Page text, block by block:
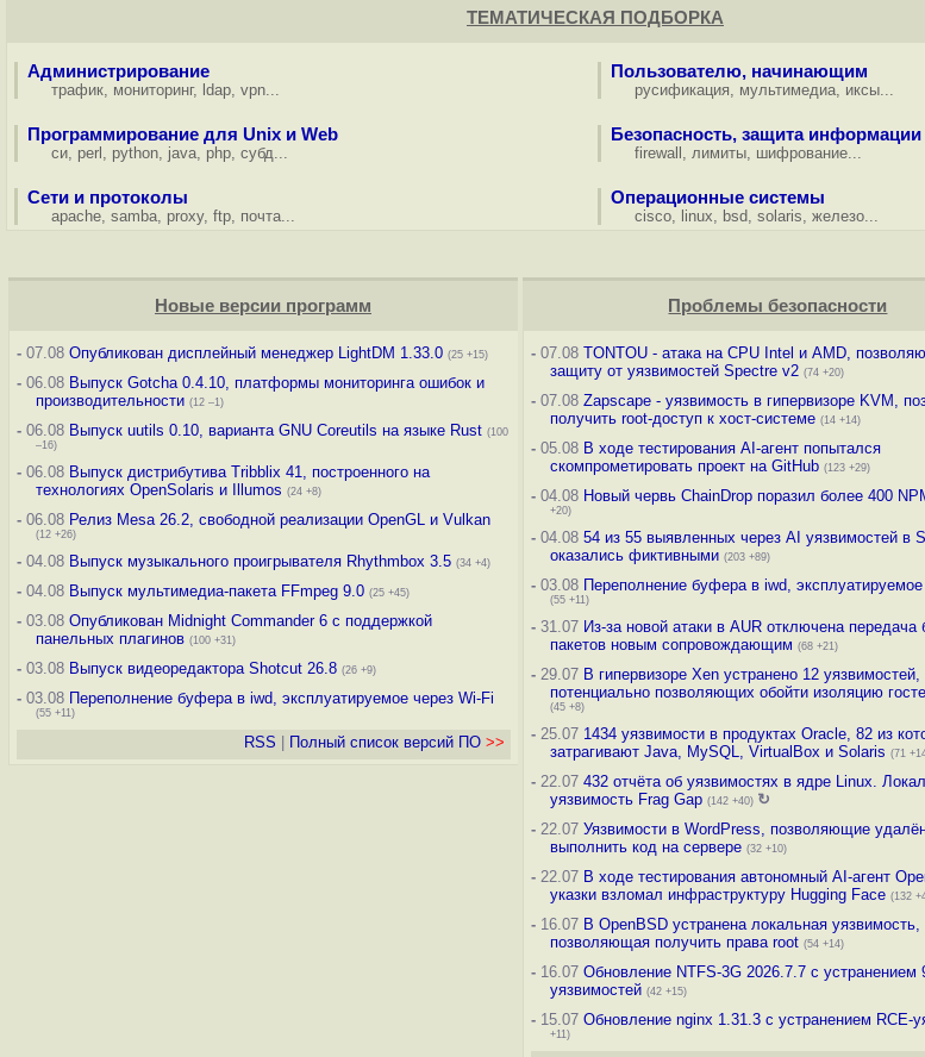
ТЕМАТИЧЕСКАЯ ПОДБОРКА
Администрирование
трафик, мониторинг, ldap, vpn...
Пользователю, начинающим
русификация, мультимедиа, иксы...
Программирование для Unix и Web
си, perl , python, java, php, субд...
Безопасность, защита информации
firewall , лимиты, шифрование...
Сети и протоколы
apache, samba, proxy, ftp, почта...
Операционные системы
cisco, linux, bsd, solaris, железо...
Новые версии программ
- 07.08 Опубликован дисплейный менеджер LightDM 1.33.0 (25 +15)
- 06.08 Выпуск Gotcha 0.4.10, платформы мониторинга ошибок и
производительности (12 –1)
- 06.08 Выпуск uutils 0.10, варианта GNU Coreutils на языке Rust (100
–16)
- 06.08 Выпуск дистрибутива Tribblix 41, построенного на
технологиях OpenSolaris и Illumos (24 +8)
- 06.08 Релиз Mesa 26.2, свободной реализации OpenGL и Vulkan
(12 +26)
- 04.08 Выпуск музыкального проигрывателя Rhythmbox 3.5 (34 +4)
- 04.08 Выпуск мультимедиа-пакета FFmpeg 9.0 (25 +45)
- 03.08 Опубликован Midnight Commander 6 c поддержкой
панельных плагинов (100 +31)
- 03.08 Выпуск видеоредактора Shotcut 26.8 (26 +9)
- 03.08 Переполнение буфера в iwd, эксплуатируемое через Wi-Fi
(55 +11)
RSS Полный список версий ПО >>
Проблемы безопасности
- 07.08TONTOU - атака на CPU Intel и AMD,
защиту от уязвимостей Spectre v2 (74 +20)
- 07.08Zapscape - уязвимость в гипервизоре KVM,
получить root-доступ к хост-системе (14 +14)
- 05.08 В ходе тестирования AI-агент попытался
скомпрометировать проект на GitHub (123 +29)
- 04.08 Новый червь ChainDrop поразил более 400
+20)
- 04.0854 из 55 выявленных через AI уязвимостей в
оказались фиктивными(203 +89)
- 03.08 Переполнение буфера в iwd, эксплуатируемое
(55 +11)
- 31.07 Из-за новой атаки в AUR отключена передача
пакетов новым сопровождающим (68 +21)
- 29.07 В гипервизоре Xen устранено 12 уязвимостей,
потенциально позволяющих обойти изоляцию
(45 +8)
- 25.07 1434 уязвимости в продуктах Oracle, 82 из
затрагивают Java, MySQL, VirtualBox и Solaris (71
- 22.07432 отчёта об уязвимостях в ядре Linux.
уязвимость Frag Gap (142 +40) ↻
- 22.07Уязвимости в WordPress, позволяющие
выполнить код на сервере (32 +10)
- 22.07 В ходе тестирования автономный AI-агент
указки взломал инфраструктуру Hugging Face (132
- 16.07 В OpenBSD устранена локальная уязвимость,
позволяющая получить права root (54 +14)
- 16.07Обновление NTFS-3G 2026.7.7 с устранением
уязвимостей (42 +15)
- 15.07Обновление nginx 1.31.3 с устранением RCE-
+11)